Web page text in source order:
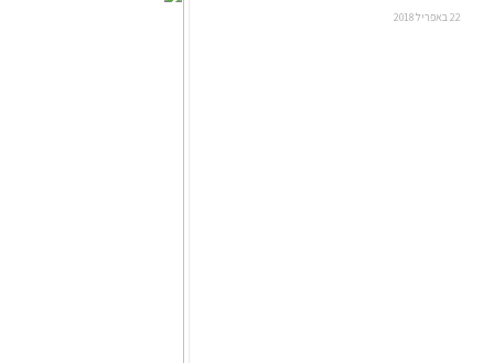
22 באפריל 2018